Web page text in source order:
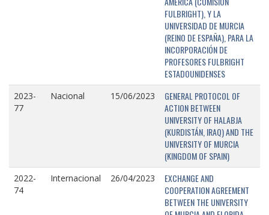
FULBRIGHT), Y LA
UNIVERSIDAD DE MURCIA
(REINO DE ESPAÑA), PARA LA
INCORPORACIÓN DE
PROFESORES FULBRIGHT
ESTADOUNIDENSES
2023-
77
Nacional 15/06/2023
GENERAL PROTOCOL OF
ACTION BETWEEN
UNIVERSITY OF HALABJA
(KURDISTÁN, IRAQ) AND THE
UNIVERSITY OF MURCIA
(KINGDOM OF SPAIN)
2022-
74
Internacional 26/04/2023
EXCHANGE AND
COOPERATION AGREEMENT
BETWEEN THE UNIVERSITY